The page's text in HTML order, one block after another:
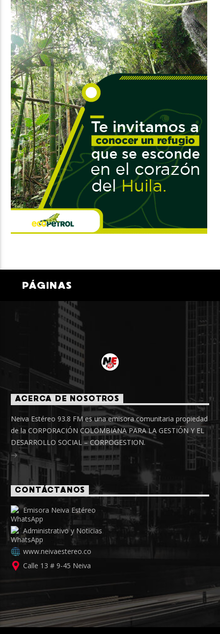
PÁGINAS
ACERCA DE NOSOTROS
Neiva Estéreo 93.8 FM es una emisora comunitaria propiedad
de la CORPORACIÓN COLOMBIANA PARA LA GESTIÓN Y EL
DESARROLLO SOCIAL – CORPOGESTION.
CONTÁCTANOS
Emisora Neiva Estéreo
Administrativo y Noticias
www.neivaestereo.co
Calle 13 # 9-45 Neiva